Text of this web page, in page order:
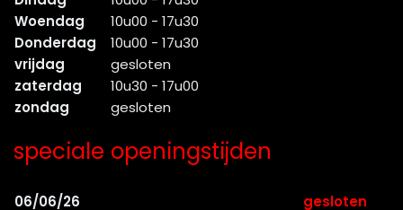
Woendag
10u00 - 17u30
Donderdag
10u00 - 17u30
vrijdag
gesloten
zaterdag
10u30 - 17u00
zondag
gesloten
speciale openingstijden
06/06/26
gesloten